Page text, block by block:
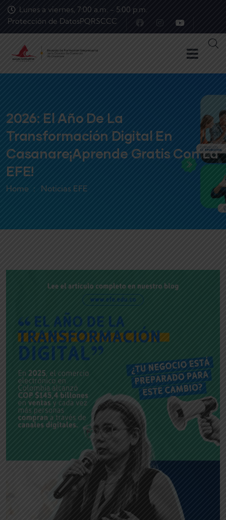
Lunes a viernes, 7:00 a.m. - 5:00 p.m.
Protección de DatosPQRSCCC
2026: El Año De La
Transformación Digital En
Casanare¡Aprende Gratis Con La
EFE!
Home Noticias EFE